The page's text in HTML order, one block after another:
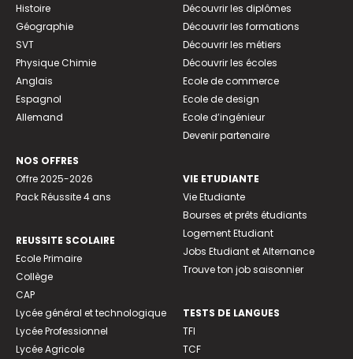
Histoire
Géographie
SVT
Physique Chimie
Anglais
Espagnol
Allemand
NOS OFFRES
Offre 2025-2026
Pack Réussite 4 ans
REUSSITE SCOLAIRE
Ecole Primaire
Collège
CAP
Lycée général et technologique
Lycée Professionnel
Lycée Agricole
Découvrir les diplômes
Découvrir les formations
Découvrir les métiers
Découvrir les écoles
Ecole de commerce
Ecole de design
Ecole d’ingénieur
Devenir partenaire
VIE ETUDIANTE
Vie Etudiante
Bourses et prêts étudiants
Logement Etudiant
Jobs Etudiant et Alternance
Trouve ton job saisonnier
TESTS DE LANGUES
TFI
TCF